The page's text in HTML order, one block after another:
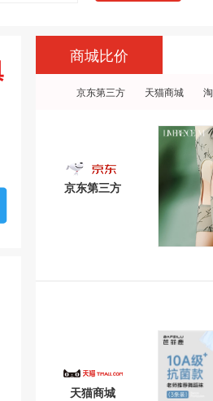
商城比价
京东第三方 天猫商城
京东第三方
天猫商城